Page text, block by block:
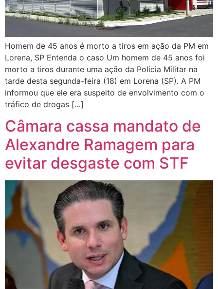
Homem de 45 anos é morto a tiros em ação da PM em
Lorena, SP Entenda o caso Um homem de 45 anos foi
morto a tiros durante uma ação da Polícia Militar na
tarde desta segunda-feira (18) em Lorena (SP). A PM
informou que ele era suspeito de envolvimento com o
tráfico de drogas […]
Câmara cassa mandato de
Alexandre Ramagem para
evitar desgaste com STF